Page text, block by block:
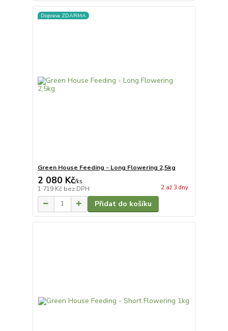
Doprava ZDARMA
Green House Feeding - Long Flowering 2,5kg
2 080 Kč/ks
1 719 Kč bez DPH 2 až 3 dny
Přidat do košíku